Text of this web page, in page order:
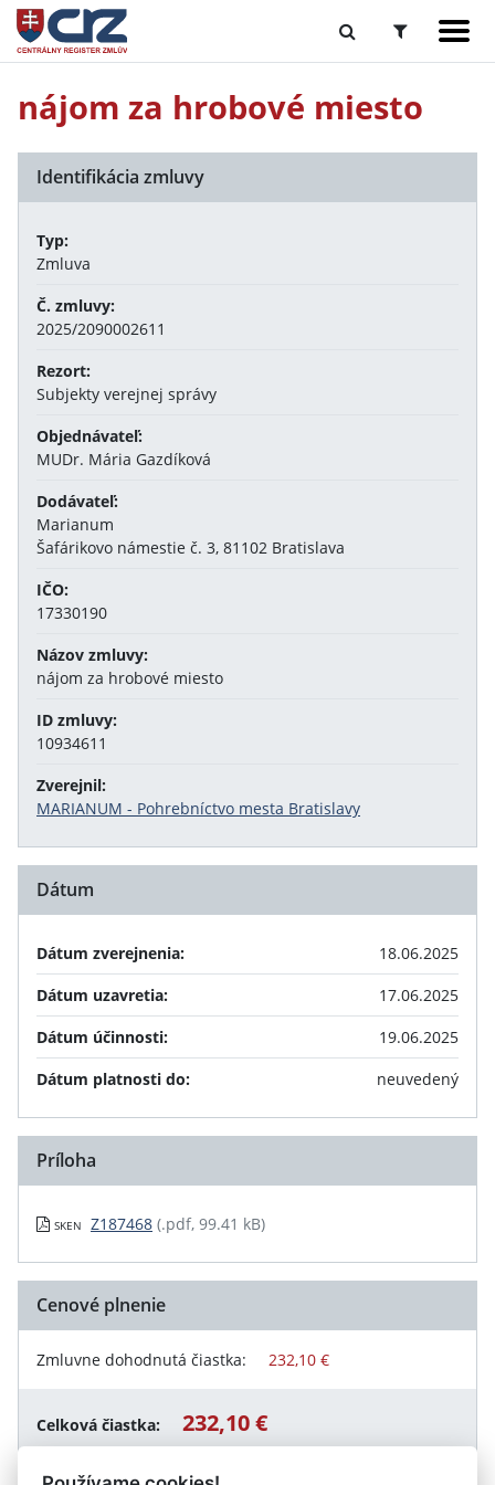
nájom za hrobové miesto
Identifikácia zmluvy
Typ:
Zmluva
Č. zmluvy:
2025/2090002611
Rezort:
Subjekty verejnej správy
Objednávateľ:
MUDr. Mária Gazdíková
Dodávateľ:
Marianum
Šafárikovo námestie č. 3, 81102 Bratislava
IČO:
17330190
Názov zmluvy:
nájom za hrobové miesto
ID zmluvy:
10934611
Zverejnil:
MARIANUM - Pohrebníctvo mesta Bratislavy
Dátum
Dátum zverejnenia:
18.06.2025
Dátum uzavretia:
17.06.2025
Dátum účinnosti:
19.06.2025
Dátum platnosti do:
neuvedený
Príloha
SKEN Z187468 (.pdf, 99.41 kB)
Cenové plnenie
Zmluvne dohodnutá čiastka: 232,10 €
Celková čiastka: 232,10 €